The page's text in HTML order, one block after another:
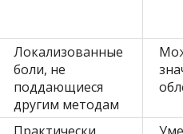
Локализованные
боли, не
поддающиеся
другим методам